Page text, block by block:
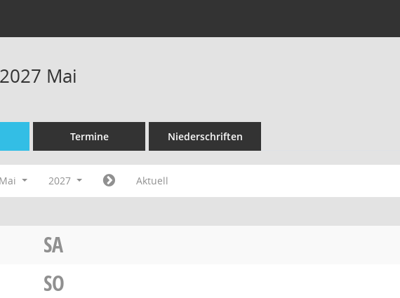
Mai
Termine Niederschriften
Mai 2027 Aktuell
SA
SO